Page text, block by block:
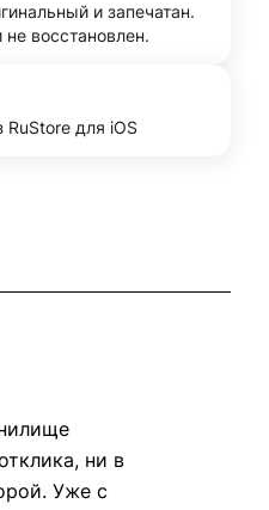
и запечатан.
восстановлен.
RuStore для iOS
ни в
Уже с